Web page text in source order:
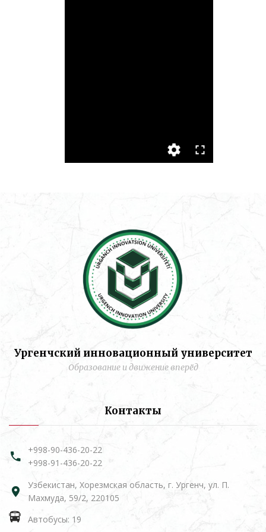
Ургенчский инновационный университет
Образование и движение вперёд
Контакты
+998-90-436-20-22
+998-91-436-20-22
Узбекистан, Хорезмская область, г. Ургенч, ул. П.
Махмуда, 59/2, 220105
Автобусы: 19